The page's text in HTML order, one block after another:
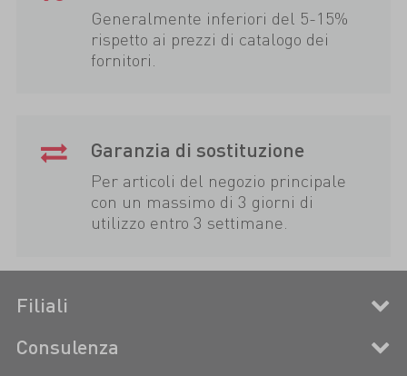
Generalmente inferiori del 5-15%
rispetto ai prezzi di catalogo dei
fornitori.
Garanzia di sostituzione
Per articoli del negozio principale
con un massimo di 3 giorni di
utilizzo entro 3 settimane.
Filiali
Consulenza